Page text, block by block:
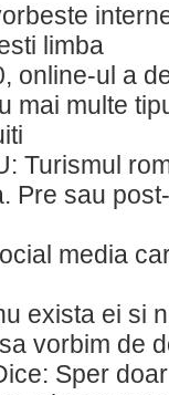
limba
online-ul a
mai multe
Turismul
Pre sau
media
exista ei si
vorbim de
Sper